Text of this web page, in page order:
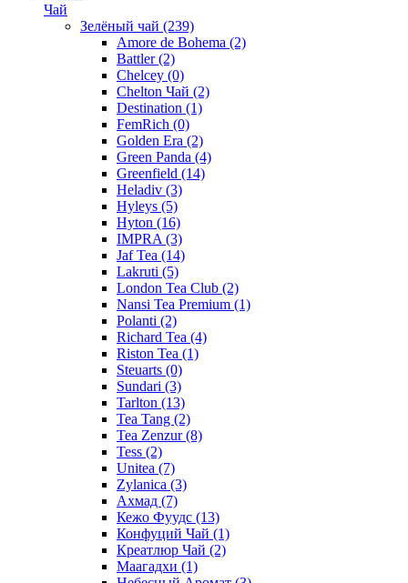
Чай
Зелёный чай (239)
Amore de Bohema (2)
Battler(2)
Chelcey (0)
Chelton Чай (2)
Destination (1)
FemRich (0)
Golden Era (2)
Green Panda (4)
Greenfield (14)
Heladiv (3)
Hyleys (5)
Hyton (16)
IMPRA (3)
Jaf Tea (14)
Lakruti (5)
London Tea Club (2)
Nansi Tea Premium (1)
Polanti (2)
Richard Tea (4)
Riston Tea (1)
Steuarts (0)
Sundari (3)
Tarlton (13)
Tea Tang (2)
Tea Zenzur(8)
Tess (2)
Unitea (7)
Zylanica (3)
Ахмад (7)
Кежо Фуудс (13)
Конфуций Чай (1)
Креатлюр Чай (2)
Маагадхи (1)